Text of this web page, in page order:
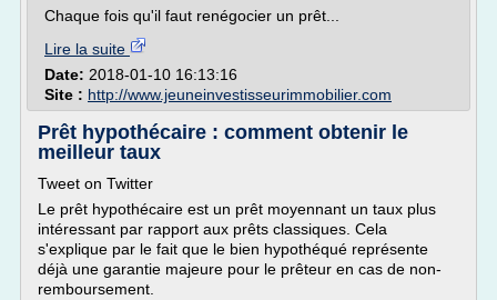
Chaque fois qu'il faut renégocier un prêt...
Lire la suite
Date: 2018-01-10 16:13:16
Site : http://www.jeuneinvestisseurimmobilier.com
Prêt hypothécaire : comment obtenir le
meilleur taux
Tweet on Twitter
Le prêt hypothécaire est un prêt moyennant un taux plus
intéressant par rapport aux prêts classiques. Cela
s'explique par le fait que le bien hypothéqué représente
déjà une garantie majeure pour le prêteur en cas de non-
remboursement.